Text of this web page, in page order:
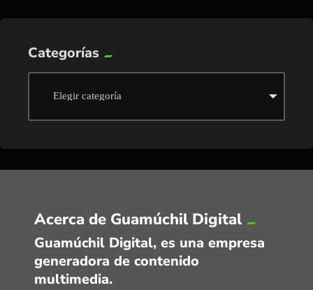
Categorías
Acerca de Guamúchil Digital
Guamúchil Digital, es una empresa
generadora de contenido
multimedia.